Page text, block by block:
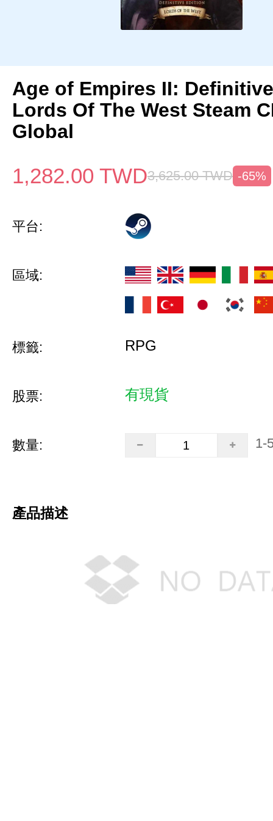
Age of Empires II:
Lords Of The West Steam
Global
1,282.00 TWD3,625.00 TWD -65%
平台:
區域:
標籤: RPG
股票: 有現貨
數量: 1-
產品描述